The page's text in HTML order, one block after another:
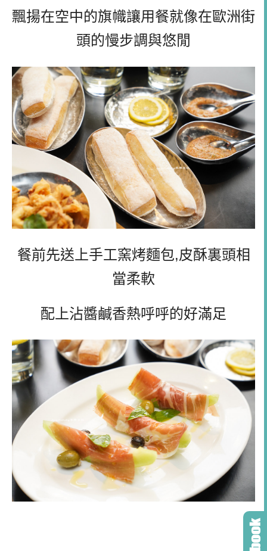
飄揚在空中的旗幟讓用餐就像在歐洲街
頭的慢步調與悠閒
餐前先送上手工窯烤麵包,皮酥裏頭相
當柔軟
配上沾醬鹹香熱呼呼的好滿足